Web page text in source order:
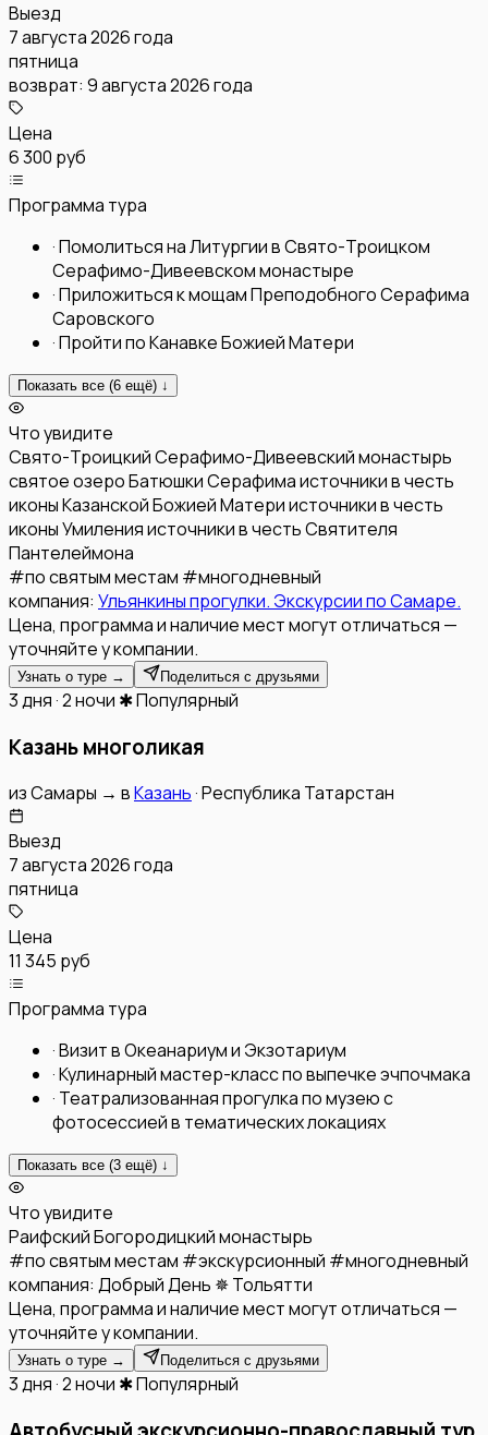
Выезд
7 августа 2026 года
пятница
возврат: 9 августа 2026 года
Цена
6 300 руб
Программа тура
·Помолиться на Литургии в Свято-Троицком
Серафимо-Дивеевском монастыре
·Приложиться к мощам Преподобного Серафима
Саровского
·Пройти по Канавке Божией Матери
Показать все (6 ещё) ↓
Что увидите
Свято-Троицкий Серафимо-Дивеевский монастырь
святое озеро Батюшки Серафимаисточники в честь
иконы Казанской Божией Материисточники в честь
иконы Умиленияисточники в честь Святителя
Пантелеймона
#по святым местам #многодневный
компания: Ульянкины прогулки. Экскурсии по Самаре.
Цена, программа и наличие мест могут отличаться —
уточняйте у компании.
Узнать о туре → Поделиться с друзьями
3 дня · 2 ночи ✱ Популярный
Казань многоликая
изСамары → вКазань·Республика Татарстан
Выезд
7 августа 2026 года
пятница
Цена
11 345 руб
Программа тура
·Визит в Океанариум и Экзотариум
·Кулинарный мастер-класс по выпечке эчпочмака
· Театрализованная прогулка по музею с
фотосессией в тематических локациях
Показать все (3 ещё) ↓
Что увидите
Раифский Богородицкий монастырь
#по святым местам #экскурсионный #многодневный
компания: Добрый День ✵ Тольятти
Цена, программа и наличие мест могут отличаться —
уточняйте у компании.
Узнать о туре → Поделиться с друзьями
3 дня · 2 ночи ✱ Популярный